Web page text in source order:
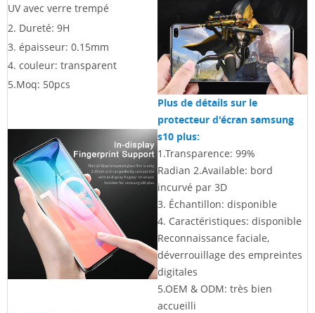
UV avec verre trempé
2. Dureté: 9H
3. épaisseur: 0.15mm
4. couleur: transparent
5.Moq: 50pcs
Plus de détails sur le
protecteur d'écran samsung
s10 plus:
1.Transparence: 99%
Radian 2.Available: bord
incurvé par 3D
3. Échantillon: disponible
4. Caractéristiques: disponible
Reconnaissance faciale,
déverrouillage des empreintes
digitales
5.OEM & ODM: très bien
accueilli